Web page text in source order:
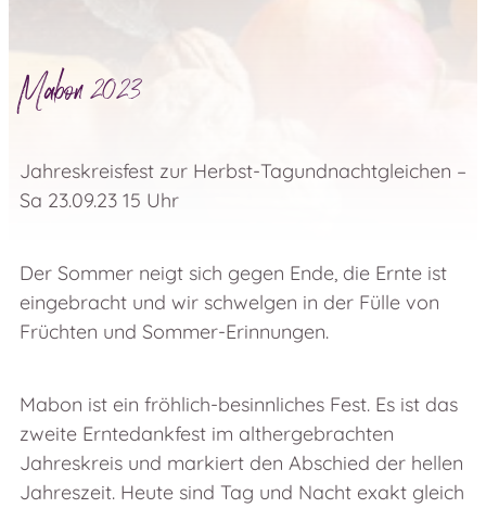
Mabon 2023
Jahreskreisfest zur Herbst-Tagundnachtgleichen –
Sa 23.09.23 15 Uhr
Der Sommer neigt sich gegen Ende, die Ernte ist
eingebracht und wir schwelgen in der Fülle von
Früchten und Sommer-Erinnungen.
Mabon ist ein fröhlich-besinnliches Fest. Es ist das
zweite Erntedankfest im althergebrachten
Jahreskreis und markiert den Abschied der hellen
Jahreszeit. Heute sind Tag und Nacht exakt gleich